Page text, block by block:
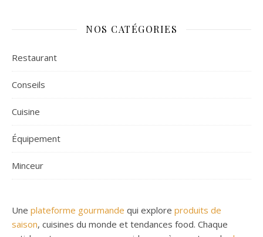
NOS CATÉGORIES
Restaurant
Conseils
Cuisine
Équipement
Minceur
Une plateforme gourmande qui explore produits de
saison, cuisines du monde et tendances food. Chaque